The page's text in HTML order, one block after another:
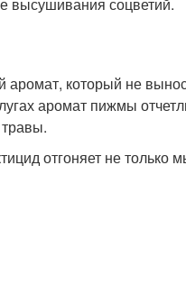
который не
аромат пижмы
отгоняет не только